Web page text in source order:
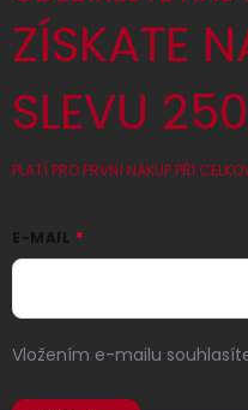
ZÍSKATE
SLEVU
PLATÍ PRO PRVNÍ NÁKUP PŘI
E-MAIL
Vložením e-mailu